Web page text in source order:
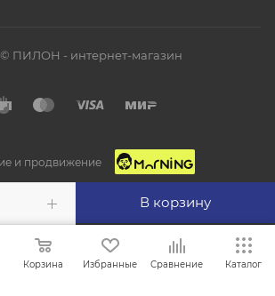
В корзину
© ПИЛОН - интернет-магазин
и продвижение
Корзина Избранные Сравнение Каталог